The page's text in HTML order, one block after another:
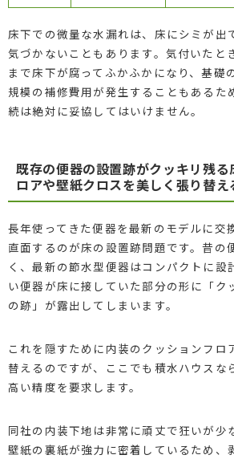
床下での微量な水漏れは、床にシミが出
気づかないこともあります。気付いたと
まで床下が腐ってふかふかになり、基礎
規模の補修費用が発生することもあるた
続は絶対に妥協してはいけません。
既存の便器の設置跡がクッキリ残る
ロアや壁紙クロスを美しく張り替え
長年使ってきた便器を最新のモデルに交
直面するのが床の設置跡問題です。昔の
く、最新の節水型便器はコンパクトに設
い便器が床に接していた部分の形に「ク
の跡」が露出してしまいます。
これを隠すために内装のクッションフロ
替えるのですが、ここでも積水ハウスな
高い精度を要求します。
同社の内装下地は非常に頑丈で狂いが少
壁紙の裏紙が強力に密着しているため、